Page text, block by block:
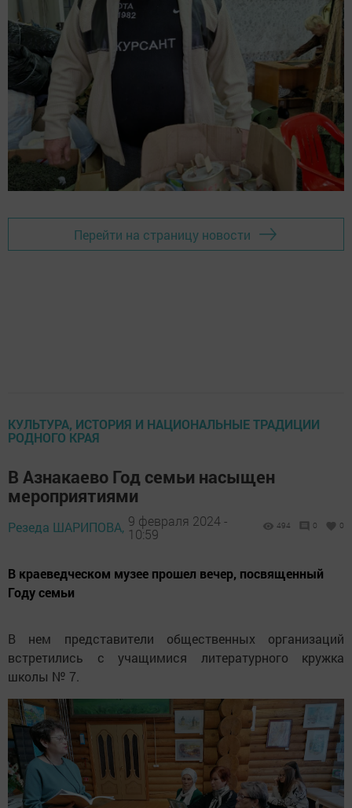
Перейти на страницу новости
КУЛЬТУРА, ИСТОРИЯ И НАЦИОНАЛЬНЫЕ ТРАДИЦИИ
РОДНОГО КРАЯ
В Азнакаево Год семьи насыщен
мероприятиями
Резеда ШАРИПОВА, 9 февраля 2024 -
10:59
494 0 0
В краеведческом музее прошел вечер, посвященный
Году семьи
В нем представители общественных организаций
встретились с учащимися литературного кружка
школы № 7.